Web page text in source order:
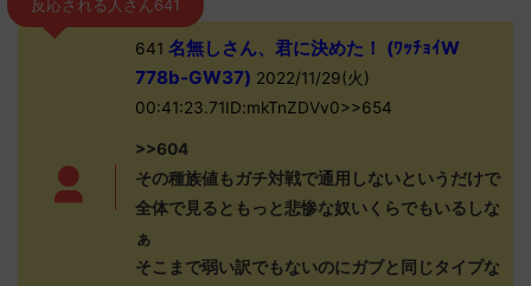
反応される人さん641
641 名無しさん、君に決めた！ (ﾜｯﾁｮｲW
778b-GW37) 2022/11/29(火)
00:41:23.71ID:mkTnZDVv0>>654
>>604
その種族値もガチ対戦で通用しないというだけで
全体で見るともっと悲惨な奴いくらでもいるしな
ぁ
そこまで弱い訳でもないのにガブと同じタイプな